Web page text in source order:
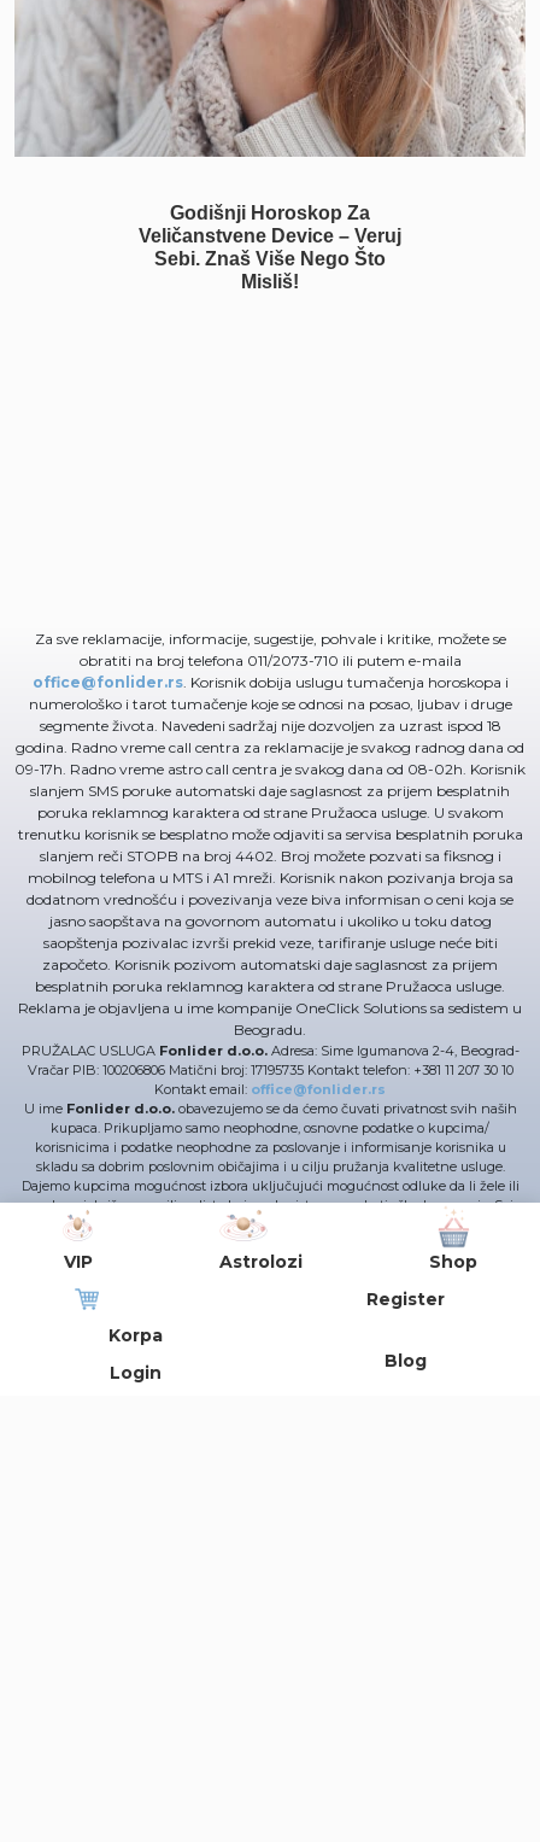
VIP Astrolozi Shop
Korpa
Register
Login
Blog
Godišnji Horoskop Za
Veličanstvene Device – Veruj
Sebi. Znaš Više Nego Što
Misliš!
Za sve reklamacije, informacije, sugestije, pohvale i kritike, možete se
obratiti na broj telefona 011/2073-710 ili putem e-maila
office@fonlider.rs. Korisnik dobija uslugu tumačenja horoskopa i
numerološko i tarot tumačenje koje se odnosi na posao, ljubav i druge
segmente života. Navedeni sadržaj nije dozvoljen za uzrast ispod 18
godina. Radno vreme call centra za reklamacije je svakog radnog dana od
09-17h. Radno vreme astro call centra je svakog dana od 08-02h. Korisnik
slanjem SMS poruke automatski daje saglasnost za prijem besplatnih
poruka reklamnog karaktera od strane Pružaoca usluge. U svakom
trenutku korisnik se besplatno može odjaviti sa servisa besplatnih poruka
slanjem reči STOPB na broj 4402. Broj možete pozvati sa fiksnog i
mobilnog telefona u MTS i A1 mreži. Korisnik nakon pozivanja broja sa
dodatnom vrednošću i povezivanja veze biva informisan o ceni koja se
jasno saopštava na govornom automatu i ukoliko u toku datog
saopštenja pozivalac izvrši prekid veze, tarifiranje usluge neće biti
započeto. Korisnik pozivom automatski daje saglasnost za prijem
besplatnih poruka reklamnog karaktera od strane Pružaoca usluge.
Reklama je objavljena u ime kompanije OneClick Solutions sa sedistem u
Beogradu.
PRUŽALAC USLUGA Fonlider d.o.o.Adresa: Sime Igumanova 2-4, Beograd-
Vračar PIB: 100206806 Matični broj: 17195735 Kontakt telefon: +381 11 207 30 10
Kontakt email: office@fonlider.rs
U ime Fonlider d.o.o.obavezujemo se da ćemo čuvati privatnost svih naših
kupaca. Prikupljamo samo neophodne, osnovne podatke o kupcima/
korisnicima i podatke neophodne za poslovanje i informisanje korisnika u
skladu sa dobrim poslovnim običajima i u cilju pružanja kvalitetne usluge.
Dajemo kupcima mogućnost izbora uključujući mogućnost odluke da li žele ili
ne da se izbrišu sa mailing lista koje se koriste za marketinške kampanje. Svi
podaci o korisnicima/kupcima se strogo čuvaju i dostupni su samo zaposlenima
kojima su ti podaci nužni za obavljanje posla. Svi zaposleni u Fonlider d.o.o (i
poslovni partneri) odgovorni su za poštovanje načela zaštite privatnosti.
PIB: 107479270 Matični broj: 20811161 Delatnost: 6201 Kontakt telefon: +381 11 207